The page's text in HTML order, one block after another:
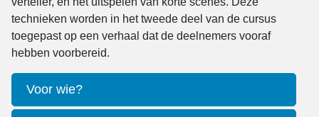
technieken worden in het tweede deel van de cursus
toegepast op een verhaal dat de deelnemers vooraf
hebben voorbereid.
Voor wie?